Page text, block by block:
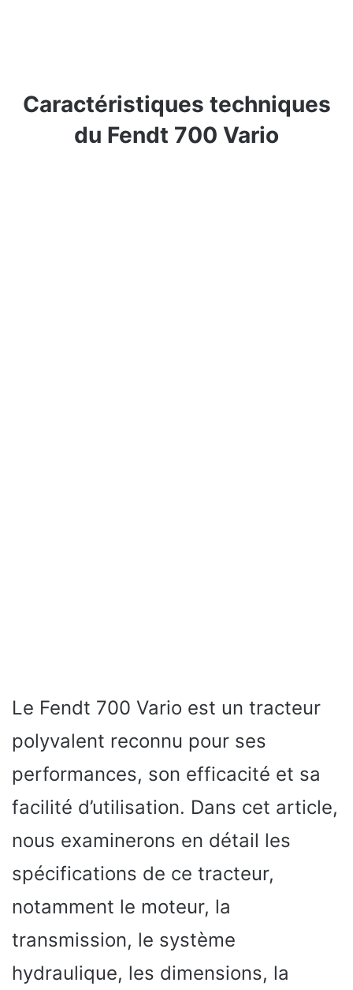
Caractéristiques techniques
du Fendt 700 Vario
Le Fendt 700 Vario est un tracteur
polyvalent reconnu pour ses
performances, son efficacité et sa
facilité d’utilisation. Dans cet article,
nous examinerons en détail les
spécifications de ce tracteur,
notamment le moteur, la
transmission, le système
hydraulique, les dimensions, la